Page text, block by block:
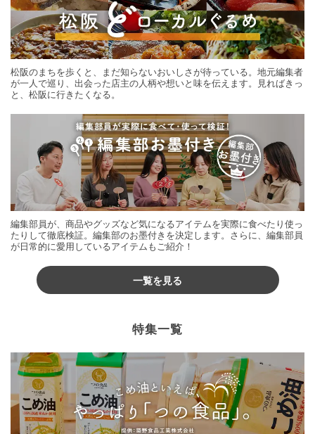
松阪のまちを歩くと、まだ知らないおいしさが待っている。地元編集者
が一人で巡り、出会った店主の人柄や想いと味を伝えます。見ればきっ
と、松阪に行きたくなる。
編集部員が、商品やグッズなど気になるアイテムを実際に食べたり使っ
たりして徹底検証。編集部のお墨付きを決定します。さらに、編集部員
が日常的に愛用しているアイテムもご紹介！
一覧を見る
特集一覧